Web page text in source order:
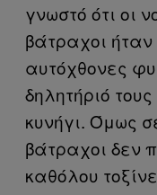
γνωστό ότι οι
βάτραχοι ήταν
αυτόχθονες
δηλητήριό
κυνήγι. Όμως
βάτραχοι δεν
καθόλου